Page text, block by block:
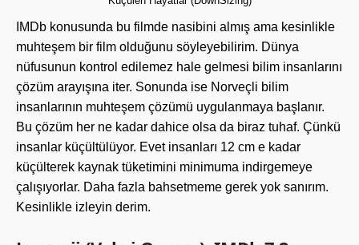
IMDb konusunda bu filmde nasibini almış ama kesinlikle
muhteşem bir film olduğunu söyleyebilirim. Dünya
nüfusunun kontrol edilemez hale gelmesi bilim insanlarını
çözüm arayışına iter. Sonunda ise Norveçli bilim
insanlarının muhteşem çözümü uygulanmaya başlanır.
Bu çözüm her ne kadar dahice olsa da biraz tuhaf. Çünkü
insanlar küçültülüyor. Evet insanları 12 cm e kadar
küçülterek kaynak tüketimini minimuma indirgemeye
çalışıyorlar. Daha fazla bahsetmeme gerek yok sanırım.
Kesinlikle izleyin derim.